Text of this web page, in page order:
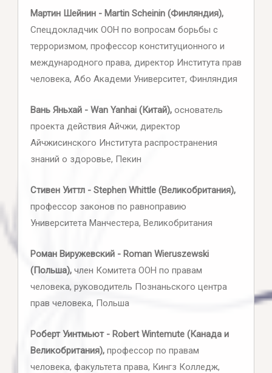
Мартин Шейнин - Martin Scheinin (Финляндия),
Спецдокладчик ООН по вопросам борьбы с
терроризмом, профессор конституционного и
международного права, директор Института прав
человека, Або Академи Университет, Финляндия
Вань Яньхай - Wan Yanhai (Китай),основатель
проекта действия Айчжи, директор
Айчжисинского Института распространения
знаний о здоровье, Пекин
Стивен Уиттл - Stephen Whittle (Великобритания),
профессор законов по равноправию
Университета Манчестера, Великобритания
Роман Виружевский - Roman Wieruszewski
(Польша),член Комитета ООН по правам
человека, руководитель Познаньского центра
прав человека, Польша
Роберт Уинтмьют - Robert Wintemute (Канада и
Великобритания),профессор по правам
человека, факультета права, Кингз Колледж,